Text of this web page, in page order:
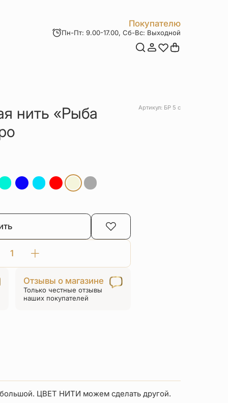
Покупателю
Акции
Пн-Пт: 9.00-17.00, Сб-Вс: Выходной
нить «Рыба
Артикул: БР 5 с
Количество
товара
Браслет
красная
нить
Отзывы о магазине
Только честные отзывы
наших покупателей
большой. ЦВЕТ НИТИ можем сделать другой.